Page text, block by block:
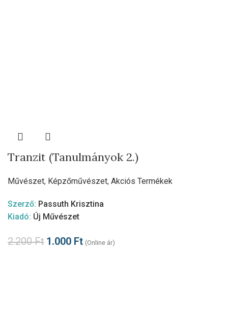
Tranzit (Tanulmányok 2.)
Művészet, Képzőművészet, Akciós Termékek
Szerző: Passuth Krisztina
Kiadó: Új Művészet
2.200Ft 1.000 Ft (Online ár)